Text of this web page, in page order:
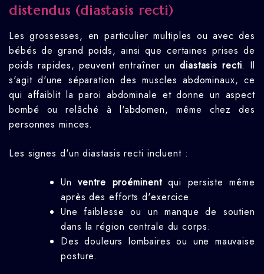
distendus (diastasis recti)
Les grossesses, en particulier multiples ou avec des
bébés de grand poids, ainsi que certaines prises de
poids rapides, peuvent entraîner undiastasis recti. Il
s'agit d'une séparation des muscles abdominaux, ce
qui affaiblit la paroi abdominale et donne un aspect
bombé ou relâché à l'abdomen, même chez des
personnes minces.
Les signes d'un diastasis recti incluent :
Unventre proéminentqui persiste même
après des efforts d'exercice.
Une faiblesse ou un manque de soutien
dans la région centrale du corps.
Des douleurs lombaires ou une mauvaise
posture.